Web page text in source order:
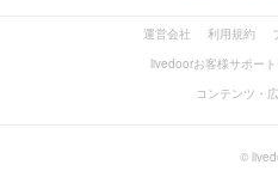
運営会社 利用規約
livedoorお客様サポー
コンテンツ・
©